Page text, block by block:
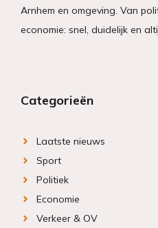
Arnhem en omgeving. Van
economie: snel, duidelijk en
Categorieën
Laatste nieuws
Sport
Politiek
Economie
Verkeer & OV